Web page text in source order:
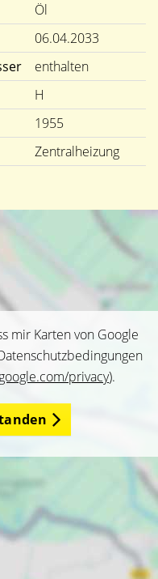
Öl
06.04.2033
enthalten
H
1955
Zentralheizung
mir Karten von Google
privacy).